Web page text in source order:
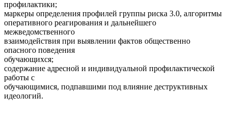
профилактики;
маркеры определения профилей группы риска 3.0, алгоритмы
оперативного реагирования и дальнейшего
межведомственного
взаимодействия при выявлении фактов общественно
опасного поведения
обучающихся;
содержание адресной и индивидуальной профилактической
работы с
обучающимися, подпавшими под влияние деструктивных
идеологий.